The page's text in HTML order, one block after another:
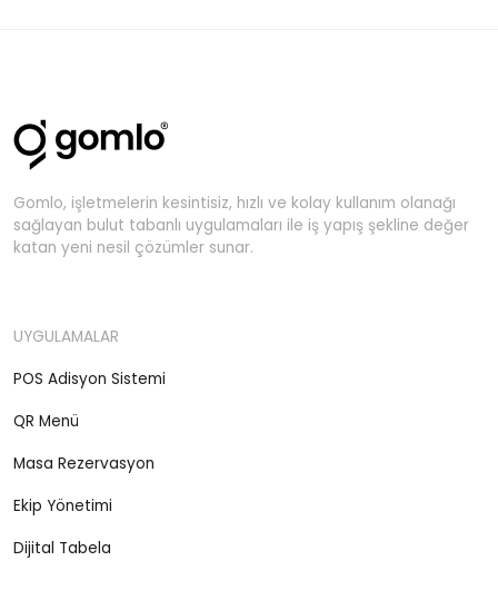
Gomlo, işletmelerin kesintisiz, hızlı ve kolay kullanım olanağı
sağlayan bulut tabanlı uygulamaları ile iş yapış şekline değer
katan yeni nesil çözümler sunar.
UYGULAMALAR
POS Adisyon Sistemi
QR Menü
Masa Rezervasyon
Ekip Yönetimi
Dijital Tabela